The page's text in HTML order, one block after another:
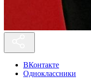
ВКонтакте
Одноклассники